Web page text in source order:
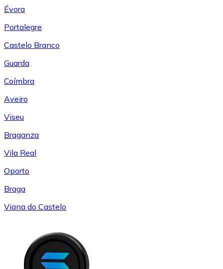
Évora
Portalegre
Castelo Branco
Guarda
Coímbra
Aveiro
Viseu
Braganza
Vila Real
Oporto
Braga
Viana do Castelo